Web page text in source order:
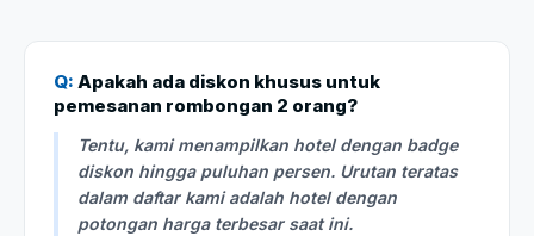
Q: Apakah ada diskon khusus untuk
pemesanan rombongan 2 orang?
Tentu, kami menampilkan hotel dengan badge
diskon hingga puluhan persen. Urutan teratas
dalam daftar kami adalah hotel dengan
potongan harga terbesar saat ini.